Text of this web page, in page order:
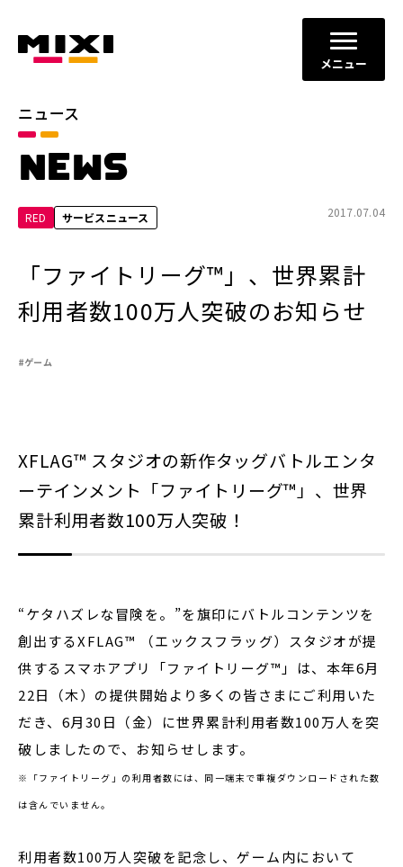
メニュー
ニュース
NEWS
RED サービスニュース 2017.07.04
「ファイトリーグ™」、世界累計
利用者数100万人突破のお知らせ
#ゲーム
XFLAG™ スタジオの新作タッグバトルエンタ
ーテインメント「ファイトリーグ™」、世界
累計利用者数100万人突破！
“ケタハズレな冒険を。”を旗印にバトルコンテンツを
創出するXFLAG™ （エックスフラッグ）スタジオが提
供するスマホアプリ「ファイトリーグ™」は、本年6月
22日（木）の提供開始より多くの皆さまにご利用いた
だき、6月30日（金）に世界累計利用者数100万人を突
破しましたので、お知らせします。
※「ファイトリーグ」の利用者数には、同一端末で重複ダウンロードされた数
は含んでいません。
利用者数100万人突破を記念し、ゲーム内において
カテゴリ
お知らせ
2026年 2025年
2023年
2022年